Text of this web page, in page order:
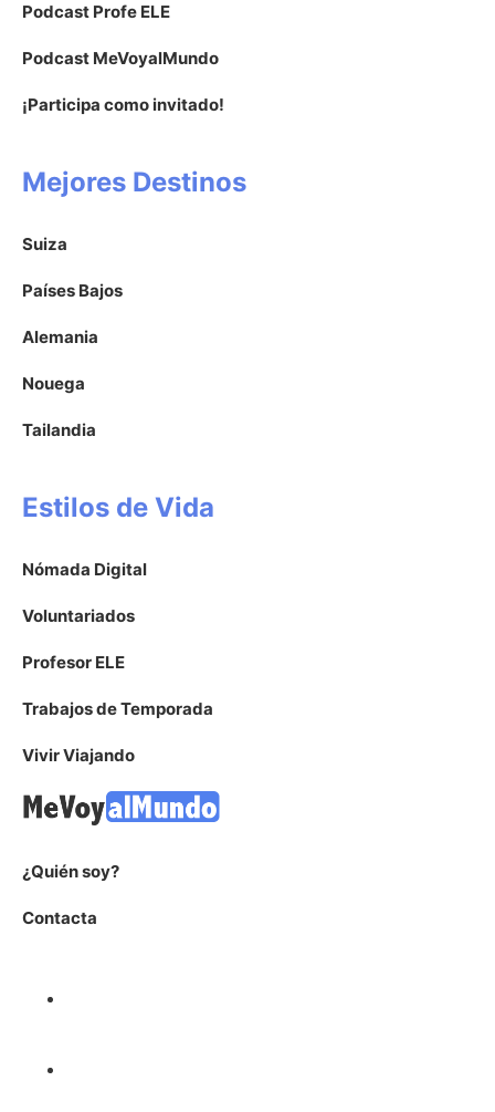
Podcast Profe ELE
Podcast MeVoyalMundo
¡Participa como invitado!
Mejores Destinos
Suiza
Países Bajos
Alemania
Nouega
Tailandia
Estilos de Vida
Nómada Digital
Voluntariados
Profesor ELE
Trabajos de Temporada
Vivir Viajando
¿Quién soy?
Contacta